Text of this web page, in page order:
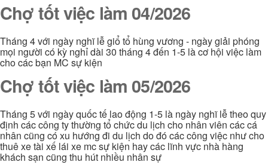
Chợ tốt việc làm 04/2026
Tháng 4 với ngày nghĩ lễ giổ tổ hùng vương - ngày giải phóng
mọi người có kỳ nghỉ dài 30 tháng 4 đến 1-5 là cơ hội việc làm
cho các bạn MC sự kiện
Chợ tốt việc làm 05/2026
Tháng 5 với ngày quốc tế lao động 1-5 là ngày nghĩ lễ theo quy
định các công ty thường tổ chức du lịch cho nhân viên các cá
nhân cũng có xu hướng đi du lịch do đó các công việc như cho
thuê xe tài xế lái xe mc sự kiện hay các lĩnh vực nhà hàng
khách sạn cũng thu hút nhiều nhân sự